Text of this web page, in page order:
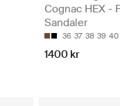
Cognac HEX -
Sandaler
36 37 38 39 40
1400 kr